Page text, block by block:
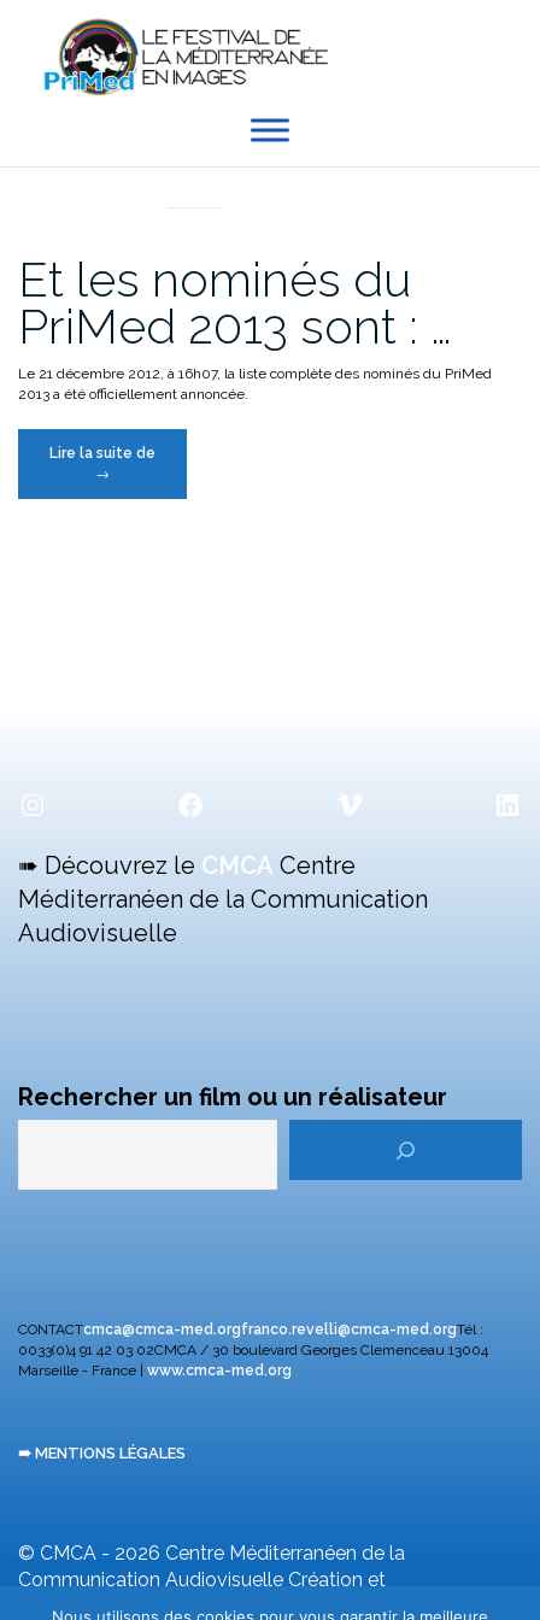
contenu
Et les nominés du
PriMed 2013 sont : …
Le 21 décembre 2012, à 16h07, la liste complète des nominés du PriMed
2013 a été officiellement annoncée.
Lire la suite de
→
Instagram Facebook Vimeo
➠ Découvrez le CMCA Centre
Méditerranéen de la Communication
Audiovisuelle
Rechercher un film ou un réalisateur
CONTACTcmca@cmca-med.orgfranco.revelli@cmca-med.orgTél :
0033(0)4 91 42 03 02CMCA / 30 boulevard Georges Clemenceau 13004
Marseille - France | www.cmca-med.org
➠ MENTIONS LÉGALES
© CMCA - 2026 Centre Méditerranéen de la
Communication Audiovisuelle Création et
développement F. Revelli